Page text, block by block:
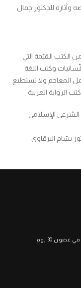
وآثاره للدكتور جمال
الكتب القيّمة التي
وكتب اللغة
المعاجم ولا نستطيع
الرواية العربية
الشرعي الإسلامي
بسّام البرقاوي
30 يوم